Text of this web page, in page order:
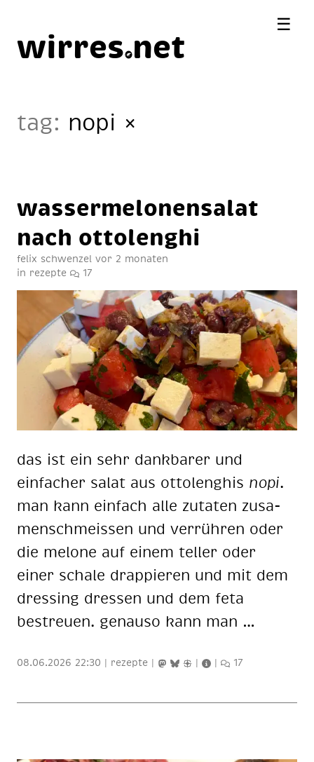
wirres net
tag: nopi ×
was­ser­me­lo­nen­sa­lat
nach ot­to­lenghi
felix schwenzel vor 2 monaten
in rezepte 17
das ist ein sehr dankbarer und
einfacher salat aus ot­to­lenghis nopi.
man kann einfach alle zutaten zu­sa­
men­schmeis­sen und verrühren oder
die melone auf einem teller oder
einer schale drap­pie­ren und mit dem
dressing dressen und dem feta
bestreuen. genauso kann man …
08.06.2026 22:30 | rezepte | | | 17
☰